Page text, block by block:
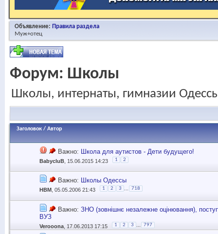
Объявление: Правила раздела
Муж+отец
Форум: Школы
Школы, интернаты, гимназии
Заголовок / Автор
Важно: Школа для аутистов - Дети будущего!
BabycluB , 15.06.2015 14:23 1 2
Важно: Школы Одессы
НВМ , 05.05.2006 21:43 1 2 3 718
Важно: ЗНО (зовнішнє незалежне оцінювання),
ВУЗ
Verooona , 17.06.2013 17:15 1 2 3 797